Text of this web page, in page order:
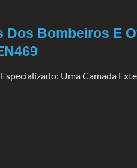
Dos Bombeiros E
Uma Camada